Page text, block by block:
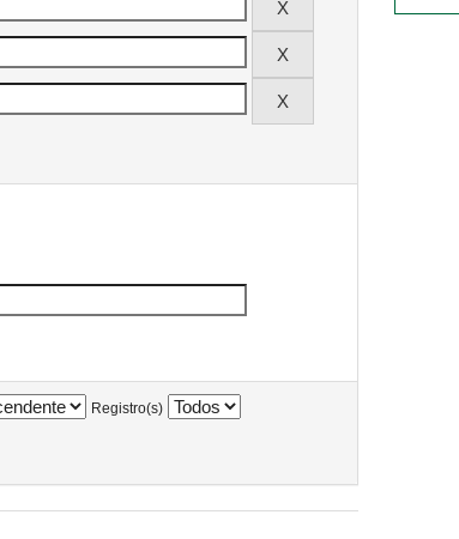
Registro(s)